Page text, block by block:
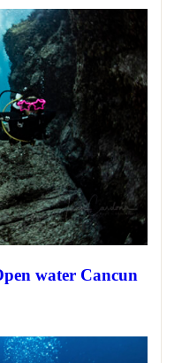
water Cancun